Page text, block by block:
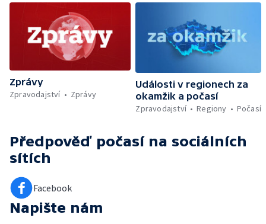
Zprávy
Zpravodajství
Zprávy
Události v regionech za
okamžik a počasí
Zpravodajství
Regiony Počasí
Předpověď počasí na sociálních
sítích
Facebook
Napište nám